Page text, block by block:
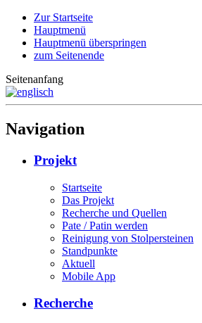
Zur Startseite
Hauptmenü
Hauptmenü überspringen
zum Seitenende
Seitenanfang
Navigation
Projekt
Startseite
Das Projekt
Recherche und Quellen
Pate / Patin werden
Reinigung von Stolpersteinen
Standpunkte
Aktuell
Mobile App
Recherche